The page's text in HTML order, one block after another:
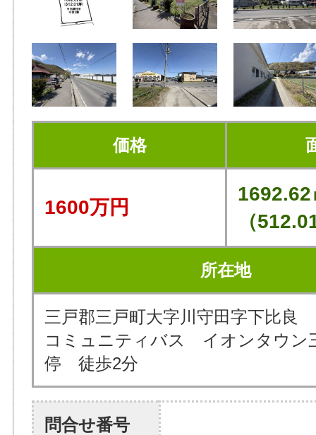
価格
1600万円
1692.62
（
所在地
三戸郡三戸町大字川守田字下比良
コミュニティバス イオンタウン
停 徒歩2分
問合せ番号